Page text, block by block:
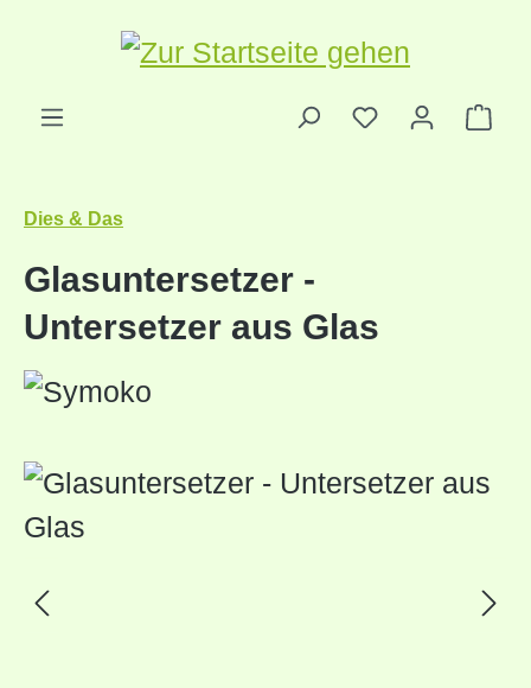
Zum Hauptinhalt springen
Dies & Das
Glasuntersetzer -
Untersetzer aus Glas
Bildergalerie überspringen